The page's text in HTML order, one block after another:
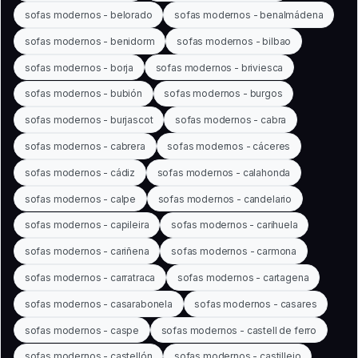
sofas modernos - belorado sofas modernos - benalmádena
sofas modernos - benidorm sofas modernos - bilbao
sofas modernos - borja sofas modernos - briviesca
sofas modernos - bubión sofas modernos - burgos
sofas modernos - burjascot sofas modernos - cabra
sofas modernos - cabrera sofas modernos - cáceres
sofas modernos - cádiz sofas modernos - calahonda
sofas modernos - calpe sofas modernos - candelario
sofas modernos - capileira sofas modernos - carihuela
sofas modernos - cariñena sofas modernos - carmona
sofas modernos - carratraca sofas modernos - cartagena
sofas modernos - casarabonela sofas modernos - casares
sofas modernos - caspe sofas modernos - castell de ferro